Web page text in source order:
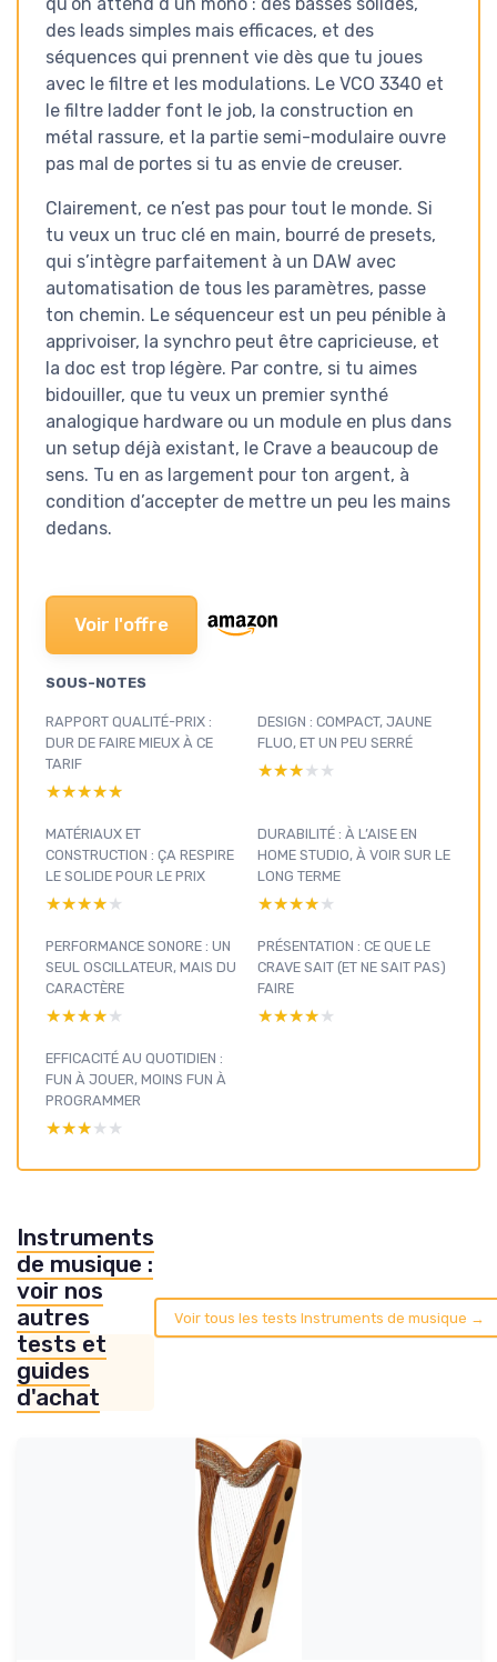
des leads simples mais efficaces, et des
séquences qui prennent vie dès que tu joues
avec le filtre et les modulations. Le VCO 3340 et
le filtre ladder font le job, la construction en
métal rassure, et la partie semi-modulaire ouvre
pas mal de portes si tu as envie de creuser.
Clairement, ce n’est pas pour tout le monde. Si
tu veux un truc clé en main, bourré de presets,
qui s’intègre parfaitement à un DAW avec
automatisation de tous les paramètres, passe
ton chemin. Le séquenceur est un peu pénible à
apprivoiser, la synchro peut être capricieuse, et
la doc est trop légère. Par contre, si tu aimes
bidouiller, que tu veux un premier synthé
analogique hardware ou un module en plus dans
un setup déjà existant, le Crave a beaucoup de
sens. Tu en as largement pour ton argent, à
condition d’accepter de mettre un peu les mains
dedans.
Voir l'offre
SOUS-NOTES
RAPPORT QUALITÉ-PRIX :
DUR DE FAIRE MIEUX À CE
TARIF
★★★★★
★★★★★
DESIGN : COMPACT, JAUNE
FLUO, ET UN PEU SERRÉ
★★★★★
★★★★★
MATÉRIAUX ET
CONSTRUCTION : ÇA RESPIRE
LE SOLIDE POUR LE PRIX
★★★★★
★★★★★
DURABILITÉ : À L’AISE EN
HOME STUDIO, À VOIR SUR LE
LONG TERME
★★★★★
★★★★★
PERFORMANCE SONORE : UN
SEUL OSCILLATEUR, MAIS DU
CARACTÈRE
★★★★★
★★★★★
PRÉSENTATION : CE QUE LE
CRAVE SAIT (ET NE SAIT PAS)
FAIRE
★★★★★
★★★★★
EFFICACITÉ AU QUOTIDIEN :
FUN À JOUER, MOINS FUN À
PROGRAMMER
★★★★★
★★★★★
Instruments
de musique :
voir nos
autres
tests et
guides
d'achat
Voir tous les tests Instruments de musique →